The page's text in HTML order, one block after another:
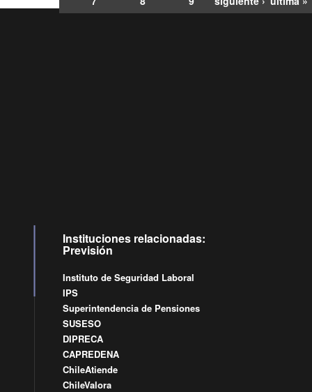
Instituciones relacionadas:
Previsión
Instituto de Seguridad Laboral
IPS
Superintendencia de Pensiones
SUSESO
DIPRECA
CAPREDENA
ChileAtiende
ChileValora